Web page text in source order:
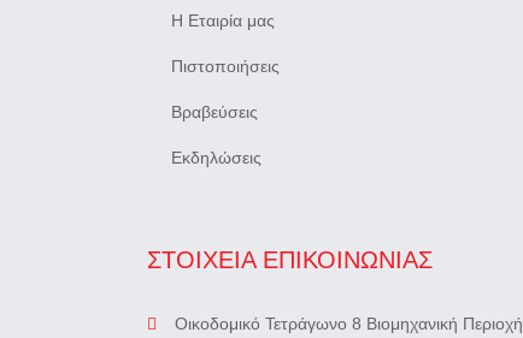
Η Εταιρία μας
Πιστοποιήσεις
Βραβεύσεις
Εκδηλώσεις
ΣΤΟΙΧΕΙΑ ΕΠΙΚΟΙΝΩΝΙΑΣ
Οικοδομικό Τετράγωνο 8 Βιομηχανική Περιοχή